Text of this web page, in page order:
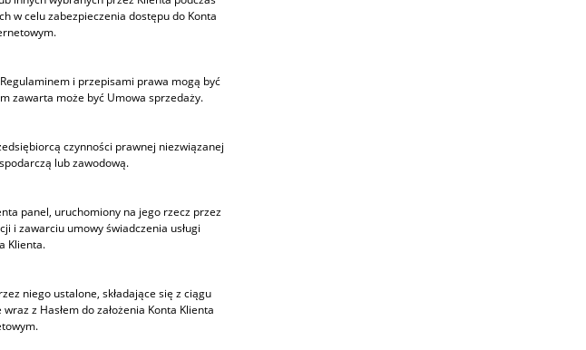
w celu zabezpieczenia dostępu do Konta
i przepisami prawa mogą być
zawarta może być Umowa sprzedaży.
czynności prawnej niezwiązanej
lub zawodową.
panel, uruchomiony na jego rzecz przez
i zawarciu umowy świadczenia usługi
Klienta.
niego ustalone, składające się z ciągu
z Hasłem do założenia Konta Klienta